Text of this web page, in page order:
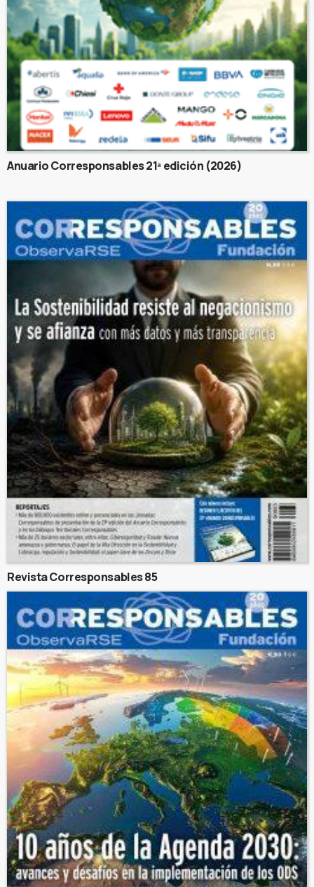
Anuario Corresponsables 21ª edición (2026)
Revista Corresponsables 85